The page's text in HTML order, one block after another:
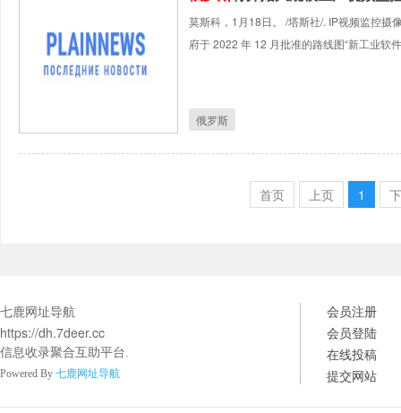
莫斯科，1月18日。 /塔斯社/. IP视频监控摄
府于 2022 年 12 月批准的路线图“新工业软
俄罗斯
首页 上页 1
七鹿网址导航
https://dh.7deer.cc
信息收录聚合互助平台.
Powered By 七鹿网址导航
会员注册
会员登陆
在线投稿
提交网站